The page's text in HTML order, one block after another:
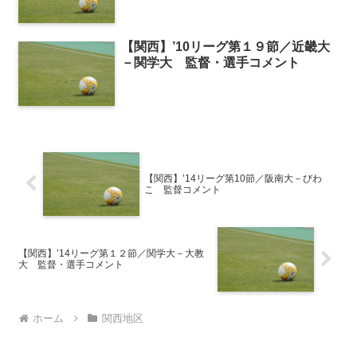
【関西】’10リーグ第１９節／近畿大
－関学大 監督・選手コメント
【関西】’14リーグ第10節／阪南大－びわ
こ 監督コメント
【関西】’14リーグ第１２節／関学大－大教
大 監督・選手コメント
ホーム 関西地区